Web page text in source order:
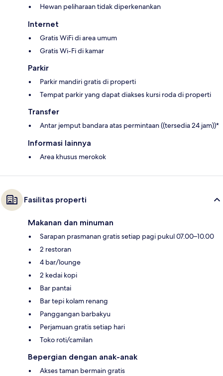
Hewan peliharaan tidak diperkenankan
Internet
Gratis WiFi di area umum
Gratis Wi-Fi di kamar
Parkir
Parkir mandiri gratis di properti
Tempat parkir yang dapat diakses kursi roda di properti
Transfer
Antar jemput bandara atas permintaan ((tersedia 24 jam))*
Informasi lainnya
Area khusus merokok
Fasilitas properti
Makanan dan minuman
Sarapan prasmanan gratis setiap pagi pukul 07.00–10.00
2 restoran
4 bar/lounge
2 kedai kopi
Bar pantai
Bar tepi kolam renang
Panggangan barbakyu
Perjamuan gratis setiap hari
Toko roti/camilan
Bepergian dengan anak-anak
Akses taman bermain gratis